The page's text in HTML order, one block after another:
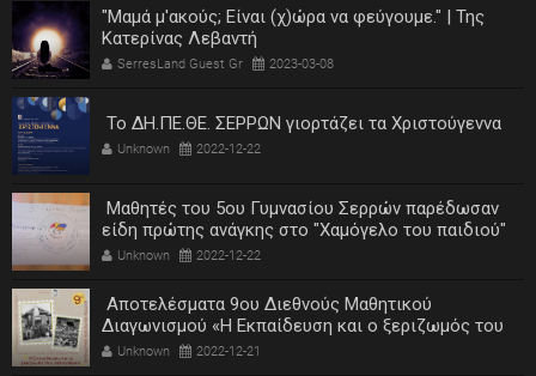
"Μαμά μ'ακούς; Είναι (χ)ώρα να φεύγουμε." | Της
Κατερίνας Λεβαντή
SerresLand Guest Gr 2023-03-08
Το ΔΗ.ΠΕ.ΘΕ. ΣΕΡΡΩΝ γιορτάζει τα Χριστούγεννα
Unknown 2022-12-22
Μαθητές του 5ου Γυμνασίου Σερρών παρέδωσαν
είδη πρώτης ανάγκης στο "Χαμόγελο του παιδιού"
Unknown 2022-12-22
Αποτελέσματα 9ου Διεθνούς Μαθητικού
Διαγωνισμού «Η Εκπαίδευση και ο ξεριζωμός του
ελληνισμού»
Unknown 2022-12-21